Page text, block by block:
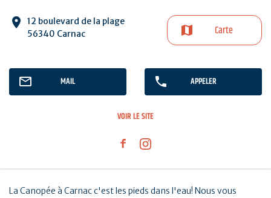
12 boulevard de la plage
56340 Carnac
Carte
MAIL APPELER
VOIR LE SITE
La Canopée à Carnac c'est les pieds dans l'eau! Nous vous